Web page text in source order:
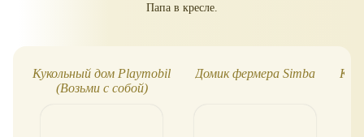
Папа в кресле.
Кукольный дом Playmobil
(Возьми с собой)
Домик фермера Simba